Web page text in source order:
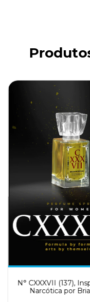
N° CXXXVII (137),
Narcótica por